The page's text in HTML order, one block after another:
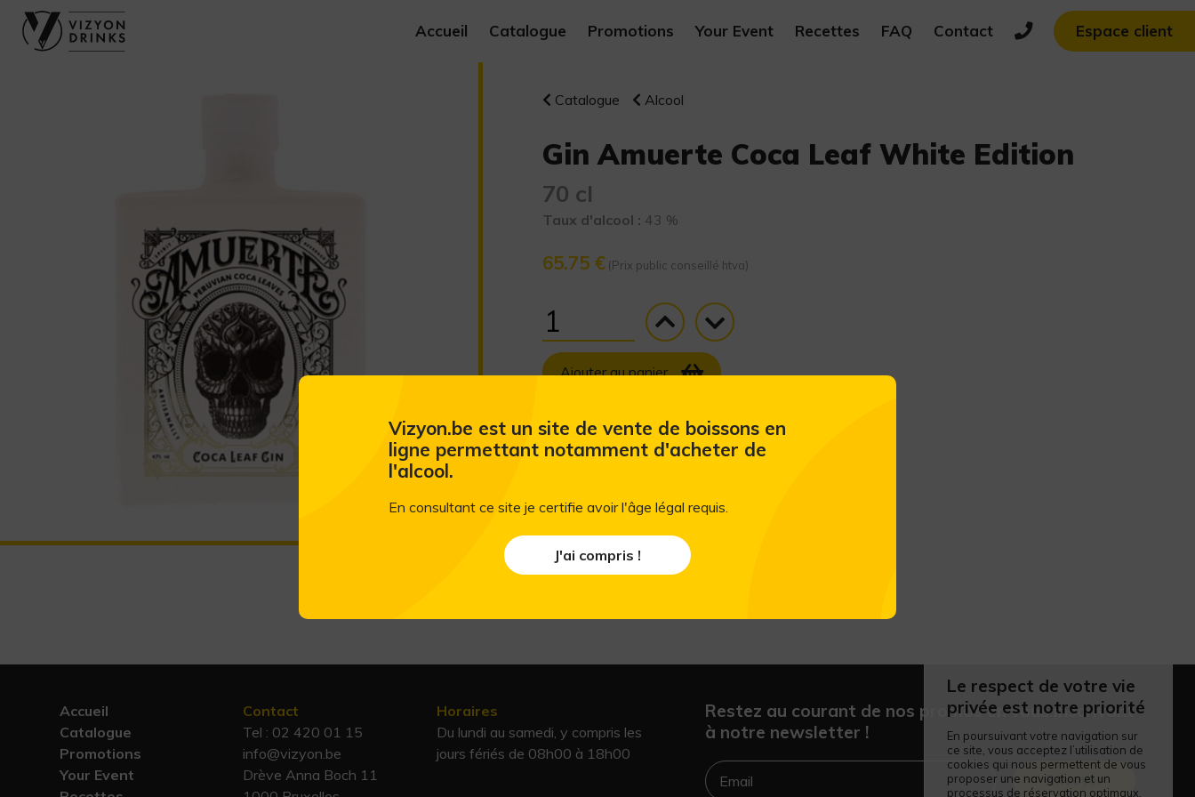
Accueil Catalogue Promotions Your Event Recettes FAQ Contact Espace client
Catalogue Alcool
Gin Amuerte Coca Leaf White Edition
70 cl
Taux d'alcool : 43 %
65.75 €(Prix public conseillé htva)
Ajouter au panier
Accueil
Catalogue
Promotions
Your Event
Contact
Tel : 02 420 01 15
info@vizyon.be
Drève Anna Boch 11
Horaires
Du lundi au samedi, y compris les
jours fériés de 08h00 à 18h00
Restez au courant de nos promos en vous inscrivant
à notre newsletter !
Envoyer
Le respect de votre vie
privée est notre priorité
En poursuivant votre navigation sur
ce site, vous acceptez l’utilisation de
cookies qui nous permettent de vous
proposer une navigation et un
processus de réservation optimaux.
Vizyon.be est un site de vente de boissons en
ligne permettant notamment d'acheter de
l'alcool.
En consultant ce site je certifie avoir l'âge légal requis.
J'ai compris !